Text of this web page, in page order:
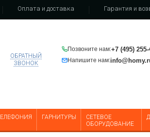
Оплата и доставка Гарантия и
Позвоните нам:+7 (495) 255-
Напишите нам:
ОБРАТНЫЙ
ЗВОНОК
ГАРНИТУРЫ
СЕТЕВОЕ
ОБОРУДОВАНИЕ